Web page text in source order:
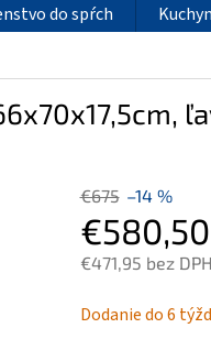
do spŕch
€675 –14 %
€580,50
€471,95 bez DPH
cena:
Dodanie do 6